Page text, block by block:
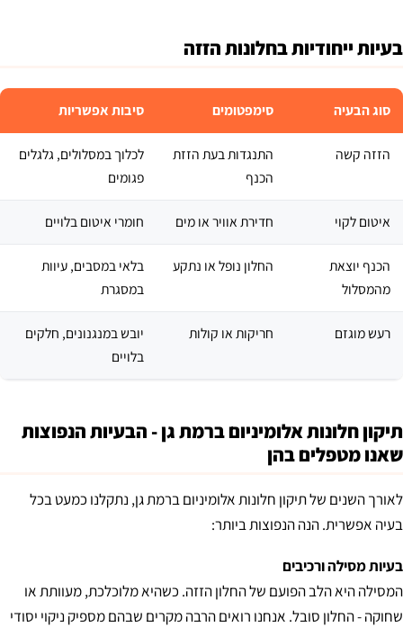
בעיות ייחודיות בחלונות הזזה
סוג הבעיה סימפטומים סיבות אפשריות
הזזה קשה
התנגדות בעת הזזת
הכנף
לכלוך במסלולים, גלגלים
פגומים
איטום לקוי חדירת אוויר או מים חומרי איטום בלויים
הכנף יוצאת
מהמסלול
החלון נופל או נתקע
בלאי במסבים, עיוות
במסגרת
רעש מוגזם חריקות או קולות
יובש במנגנונים, חלקים
בלויים
תיקון חלונות אלומיניום ברמת גן - הבעיות הנפוצות
שאנו מטפלים בהן
לאורך השנים של תיקון חלונות אלומיניום ברמת גן, נתקלנו כמעט בכל
בעיה אפשרית. הנה הנפוצות ביותר:
בעיות מסילה ורכיבים
המסילה היא הלב הפועם של החלון הזזה. כשהיא מלוכלכת, מעוותת או
שחוקה - החלון סובל. אנחנו רואים הרבה מקרים שבהם מספיק ניקוי יסודי